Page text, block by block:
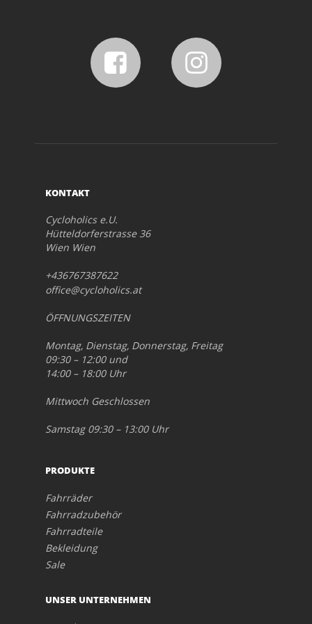
KONTAKT
Cycloholics e.U.
Hütteldorferstrasse 36
Wien Wien
+436767387622
office@cycloholics.at
ÖFFNUNGSZEITEN
Montag, Dienstag, Donnerstag, Freitag
09:30 – 12:00 und
14:00 – 18:00 Uhr
Mittwoch Geschlossen
Samstag 09:30 – 13:00 Uhr
PRODUKTE
Fahrräder
Fahrradzubehör
Fahrradteile
Bekleidung
Sale
UNSER UNTERNEHMEN